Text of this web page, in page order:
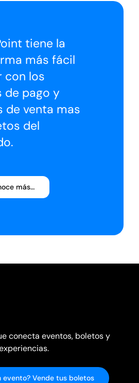
tiene la
más fácil
con los
de pago y
de venta mas
del
más…
conecta eventos, boletos y
evento? Vende tus boletos